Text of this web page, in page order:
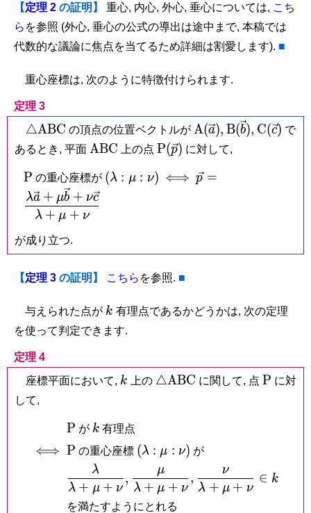
【定理 2 の証明】 重心, 内心, 外心, 垂心については, こち
ら を参照 (外心, 垂心の公式の導出は途中まで, 本稿では
代数的な議論に焦点を当てるため詳細は割愛します). ■
重心座標は, 次のように特徴付けられます.
定理 3
\triangle\mathrm{ABC}
△ABC の頂点の位置ベクトルが \mathrm
A(\vec
A(a), \mathrm
B(\vec
B(b), \mathrm
C(c) で
あるとき, 平面 \mathrm{ABC}
ABC 上の点 \mathrm
p)
P(p) に対して,
\mathrm
P
P の重心座標が (\lambda
(λ : μ : ν) \iff
⟺ \vec p =
+\nu}
p =
λ + μ + ν
λa + μb + νc
が成り立つ.
【定理 3 の証明】 こちら を参照. ■
与えられた点が k
k 有理点であるかどうかは, 次の定理
を使って判定できます.
定理 4
座標平面において, k
k 上の \triangle\mathrm{ABC}
△ABC に関して, 点 P に対
して,
\mathrm
P
P が k
k 有理点
\iff
⟺ \mathrm
P の重心座標 (\lambda
:\mu
:\nu )
(λ : μ : ν) が
\dfrac{\lambda}
{\lambda +\mu
+\nu},
λ + μ + ν
λ
,
\dfrac{\mu}
{\lambda
+\mu
λ + μ + ν
μ
,
\dfrac{\nu}
{\lambda
λ + μ + ν
ν
∈ k
を満たすようにとれる